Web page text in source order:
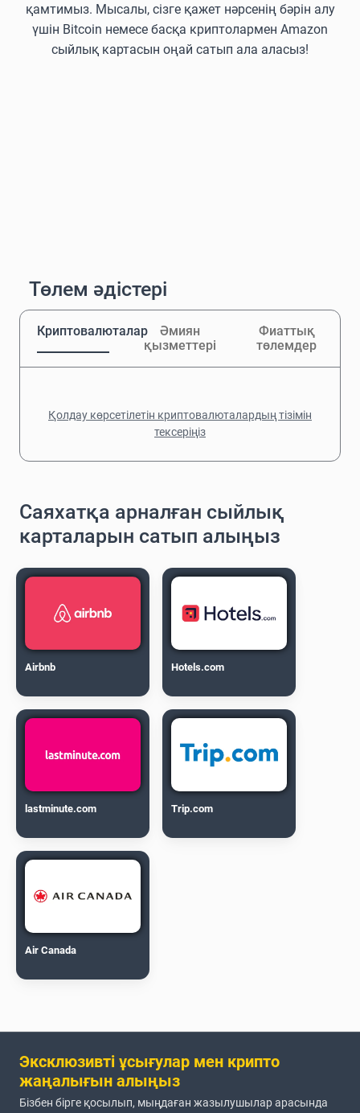
қамтимыз. Мысалы, сізге қажет нәрсенің бәрін алу
үшін Bitcoin немесе басқа криптолармен Amazon
сыйлық картасын оңай сатып ала аласыз!
Төлем әдістері
Криптовалюталар
Әмиян
қызметтері
Фиаттық
төлемдер
Қолдау көрсетілетін криптовалюталардың тізімін
тексеріңіз
Саяхатқа арналған сыйлық
карталарын сатып алыңыз
Airbnb Hotels.com
lastminute.com Trip.com
Air Canada
Эксклюзивті ұсығулар мен крипто
жаңалығын алыңыз
Бізбен бірге қосылып, мыңдаған жазылушылар арасында